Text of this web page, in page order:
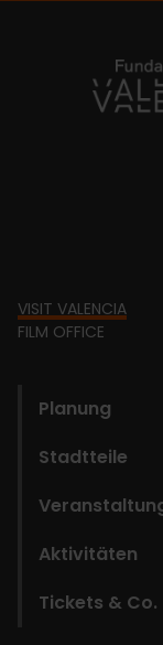
https://
Footer
VISIT VALENCIA
FILM OFFICE
Planung
Stadtteile
Aktivitäten
Tickets & Co.